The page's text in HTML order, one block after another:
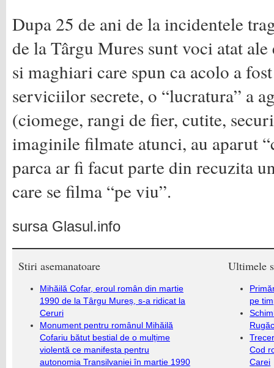
Dupa 25 de ani de la incidentele
de la Târgu Mures sunt voci atat
si maghiari care spun ca acolo a
serviciilor secrete, o “lucratura” a
(ciomege, rangi de fier, cutite,
imaginile filmate atunci, au aparut
parca ar fi facut parte din recuzita
care se filma “pe viu”.
sursa Glasul.info
Stiri asemanatoare
Mihăilă Cofar, eroul român din martie
1990 de la Târgu Mureș, s-a ridicat la
Ceruri
Monument pentru românul Mihăilă
Cofariu bătut bestial de o mulțime
violentă ce manifesta pentru
autonomia Transilvaniei în martie 1990
Ultimele
pe
Cod
Carei